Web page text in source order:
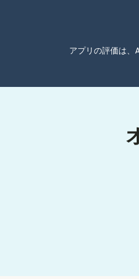
アプリの評価は、